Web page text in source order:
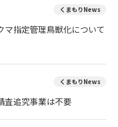
くまもりNews
マ指定管理鳥獣化について
くまもりNews
査追究事業は不要